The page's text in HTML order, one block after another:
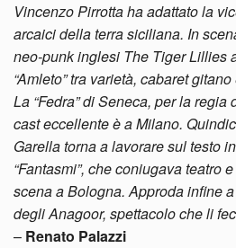
Vincenzo Pirrotta ha adattato la
arcaici della terra siciliana. In
neo-punk inglesi The Tiger Lillies
“Amleto” tra varietà, cabaret
La “Fedra” di Seneca, per la
cast eccellente è a Milano.
Garella torna a lavorare sul testo
“Fantasmi”, che coniugava teatro
scena a Bologna. Approda infine
degli Anagoor, spettacolo che li
– Renato Palazzi